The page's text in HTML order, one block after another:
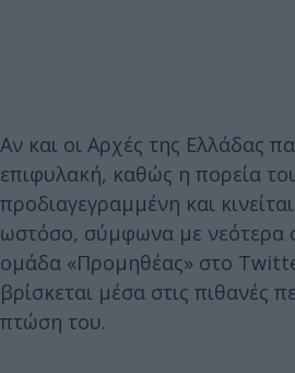
Αν και οι Αρχές της Ελλάδας
επιφυλακή, καθώς η πορεία
προδιαγεγραμμένη και
ωστόσο, σύμφωνα με νεότερα
ομάδα «Προμηθέας» στο
βρίσκεται μέσα στις πιθανές
πτώση του.